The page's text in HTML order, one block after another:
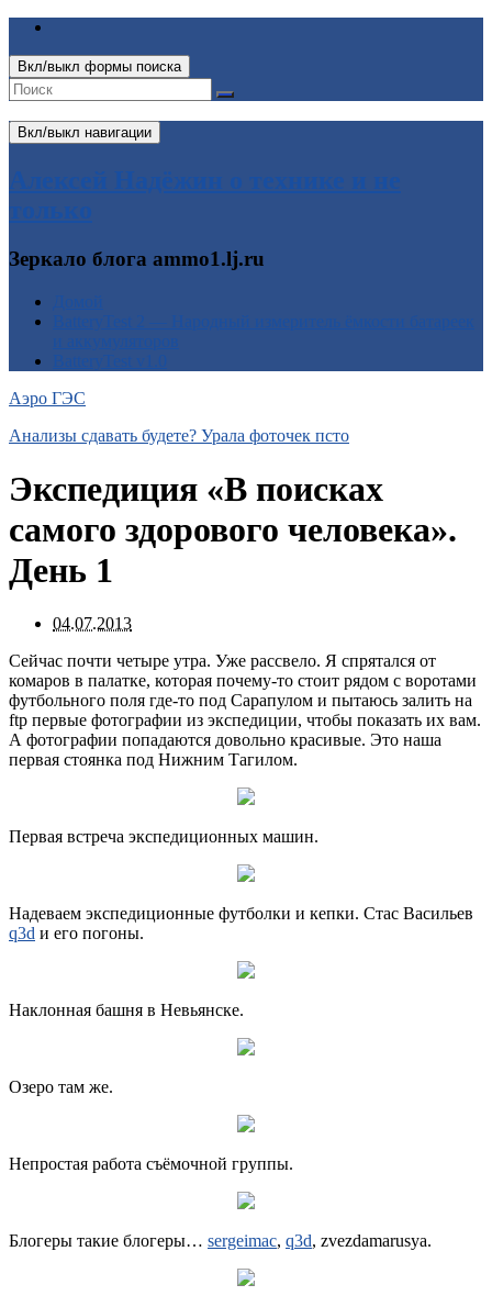
Вкл/выкл формы поиска
Вкл/выкл навигации
Алексей Надёжин о технике и не
только
Зеркало блога ammo1.lj.ru
Аэро ГЭС
Анализы сдавать будете? Урала фоточек псто
Экспедиция «В поисках
самого здорового человека».
День 1
04.07.2013
Сейчас почти четыре утра. Уже рассвело. Я спрятался от
комаров в палатке, которая почему-то стоит рядом с воротами
футбольного поля где-то под Сарапулом и пытаюсь залить на
ftp первые фотографии из экспедиции, чтобы показать их вам.
А фотографии попадаются довольно красивые. Это наша
первая стоянка под Нижним Тагилом.
Первая встреча экспедиционных машин.
Надеваем экспедиционные футболки и кепки. Стас Васильев
q3d и его погоны.
Наклонная башня в Невьянске.
Озеро там же.
Непростая работа съёмочной группы.
Блогеры такие блогеры… sergeimac, q3d, zvezdamarusya.